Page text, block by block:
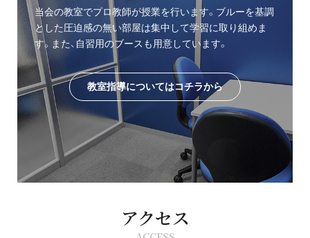
当会の教室でプロ教師が授業を行います。ブルーを基調
とした圧迫感の無い部屋は集中して学習に取り組めま
す。また、自習用のブースも用意しています。
教室指導についてはコチラから
アクセス